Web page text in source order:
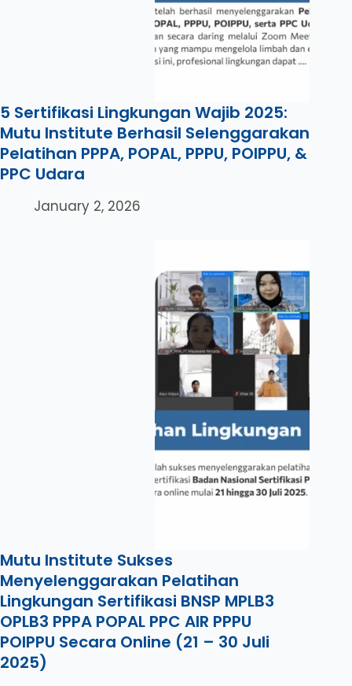
5 Sertifikasi Lingkungan Wajib 2025:
Mutu Institute Berhasil Selenggarakan
Pelatihan PPPA, POPAL, PPPU, POIPPU, &
PPC Udara
January 2, 2026
Mutu Institute Sukses
Menyelenggarakan Pelatihan
Lingkungan Sertifikasi BNSP MPLB3
OPLB3 PPPA POPAL PPC AIR PPPU
POIPPU Secara Online (21 – 30 Juli
2025)